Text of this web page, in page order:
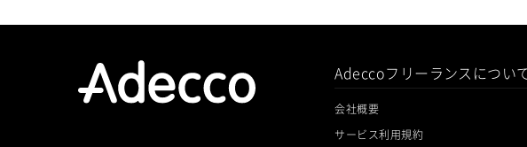
Adeccoフリーランスについ
会社概要
サービス利用規約